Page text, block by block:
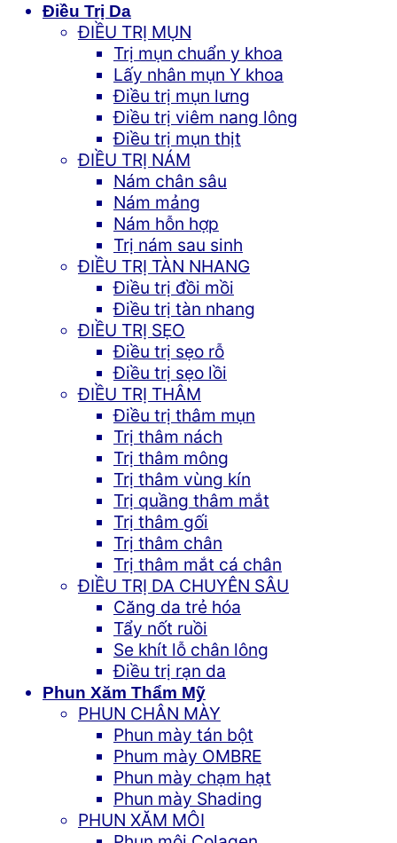
Điều Trị Da
ĐIỀU TRỊ MỤN
Trị mụn chuẩn y khoa
Lấy nhân mụn Y khoa
Điều trị mụn lưng
Điều trị viêm nang lông
Điều trị mụn thịt
ĐIỀU TRỊ NÁM
Nám chân sâu
Nám mảng
Nám hỗn hợp
Trị nám sau sinh
ĐIỀU TRỊ TÀN NHANG
Điều trị đồi mồi
Điều trị tàn nhang
ĐIỀU TRỊ SẸO
Điều trị sẹo rỗ
Điều trị sẹo lồi
ĐIỀU TRỊ THÂM
Điều trị thâm mụn
Trị thâm nách
Trị thâm mông
Trị thâm vùng kín
Trị quầng thâm mắt
Trị thâm gối
Trị thâm chân
Trị thâm mắt cá chân
ĐIỀU TRỊ DA CHUYÊN SÂU
Căng da trẻ hóa
Tẩy nốt ruồi
Se khít lỗ chân lông
Điều trị rạn da
Phun Xăm Thẩm Mỹ
PHUN CHÂN MÀY
Phun mày tán bột
Phum mày OMBRE
Phun mày chạm hạt
Phun mày Shading
PHUN XĂM MÔI